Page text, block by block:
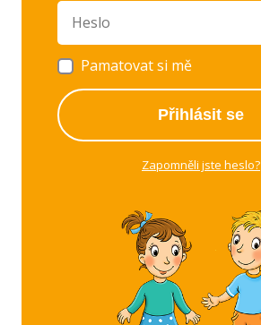
Pamatovat si mě
Přihlásit se
Zapomněli jste heslo?